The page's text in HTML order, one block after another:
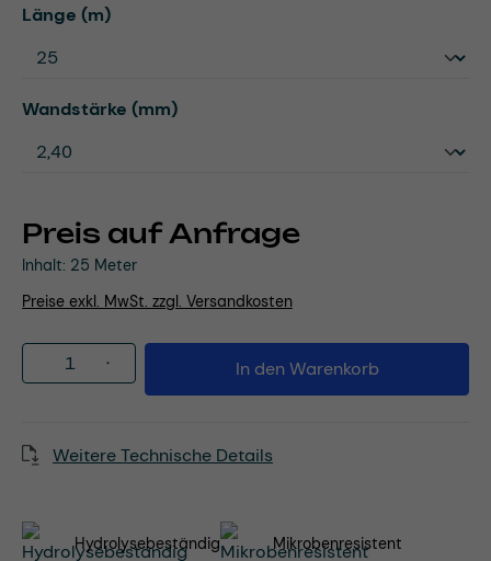
Preis auf Anfrage
Inhalt: 25 Meter
Preise exkl. MwSt. zzgl. Versandkosten
Länge (m)auswählen
Wandstärke (mm)auswählen
Produkt Anzahl: Gib den gewünschten
In den Warenkorb
Weitere Technische Details
Hydrolysebeständig Mikrobenresistent